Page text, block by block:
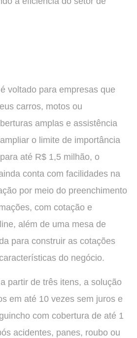
voltado para empresas que
carros, motos ou
amplas e assistência
o limite de importância
até R$ 1,5 milhão, o
conta com facilidades na
por meio do preenchimento
com cotação e
além de uma mesa de
para construir as cotações
do negócio.
partir de três itens, a solução
em até 10 vezes sem juros e
com cobertura de até 1
acidentes, panes, roubo ou